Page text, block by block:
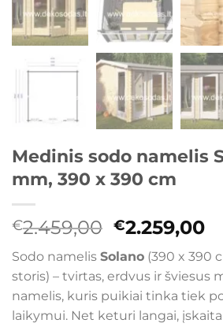
Medinis sodo namelis
mm, 390 x 390 cm
€2.459,00 Original
price
was:
€2.459,00.
€2.259,00
Sodo namelis Solano (390 x 390
storis) – tvirtas, erdvus ir šviesus
namelis, kuris puikiai tinka tiek
laikymui. Net keturi langai,